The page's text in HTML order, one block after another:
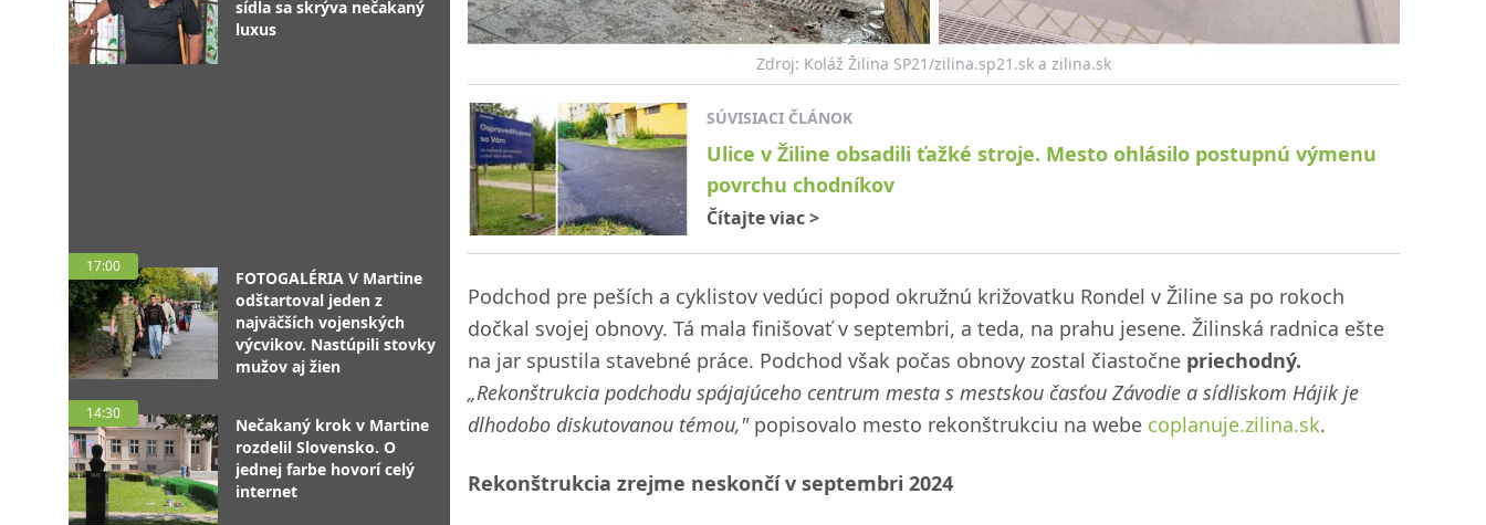
sídla sa skrýva nečakaný
luxus
17:00
FOTOGALÉRIA V Martine
odštartoval jeden z
najväčších vojenských
výcvikov. Nastúpili stovky
mužov aj žien
14:30
Nečakaný krok v Martine
rozdelil Slovensko. O
jednej farbe hovorí celý
internet
Zdroj: Koláž Žilina SP21/zilina.sp21.sk a zilina.sk
SÚVISIACI ČLÁNOK
Ulice v Žiline obsadili ťažké stroje. Mesto ohlásilo postupnú výmenu
povrchu chodníkov
Čítajte viac>
Podchod pre peších a cyklistov vedúci popod okružnú križovatku Rondel v Žiline sa po rokoch
dočkal svojej obnovy. Tá mala finišovať v septembri, a teda, na prahu jesene. Žilinská radnica ešte
na jar spustila stavebné práce. Podchod však počas obnovy zostal čiastočne priechodný.
„Rekonštrukcia podchodu spájajúceho centrum mesta s mestskou časťou Závodie a sídliskom Hájik je
dlhodobo diskutovanou témou,"popisovalo mesto rekonštrukciu na webe coplanuje.zilina.sk.
Rekonštrukcia zrejme neskončí v septembri 2024